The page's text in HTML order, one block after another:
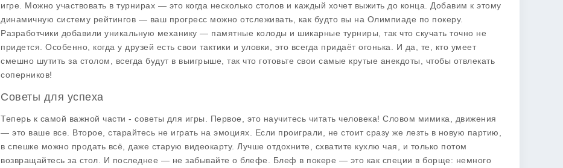
игре. Можно участвовать в турнирах — это когда несколько столов и каждый хочет выжить до конца. Добавим к этому
динамичную систему рейтингов — ваш прогресс можно отслеживать, как будто вы на Олимпиаде по покеру.
Разработчики добавили уникальную механику — памятные колоды и шикарные турниры, так что скучать точно не
придется. Особенно, когда у друзей есть свои тактики и уловки, это всегда придаёт огонька. И да, те, кто умеет
смешно шутить за столом, всегда будут в выигрыше, так что готовьте свои самые крутые анекдоты, чтобы отвлекать
соперников!
Советы для успеха
Теперь к самой важной части - советы для игры. Первое, это научитесь читать человека! Словом мимика, движения
— это ваше все. Второе, старайтесь не играть на эмоциях. Если проиграли, не стоит сразу же лезть в новую партию,
в спешке можно продать всё, даже старую видеокарту. Лучше отдохните, схватите кухлю чая, и только потом
возвращайтесь за стол. И последнее — не забывайте о блефе. Блеф в покере — это как специи в борще: немного